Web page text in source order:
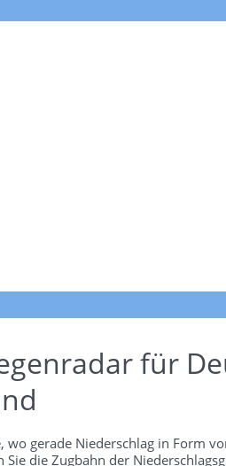
für
gerade Niederschlag in Form
die Zugbahn der